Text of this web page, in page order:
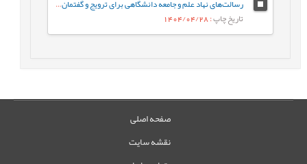
رسالت‌های نهاد علم و جامعه دانشگاهی برای ترویج و گفتمان‌سازی الگوی پیشرفت
تاریخ چاپ: 1404/04/28
صفحه اصلی
نقشه سایت